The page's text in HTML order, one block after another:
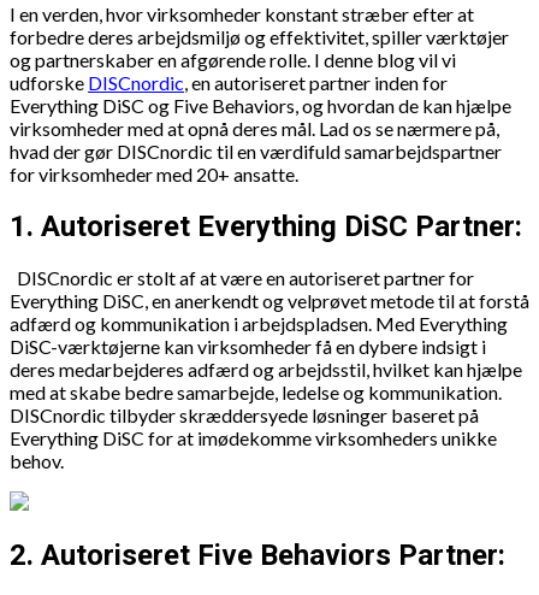
I en verden, hvor virksomheder konstant stræber efter at
forbedre deres arbejdsmiljø og effektivitet, spiller værktøjer
og partnerskaber en afgørende rolle. I denne blog vil vi
udforske DISCnordic , en autoriseret partner inden for
Everything DiSC og Five Behaviors, og hvordan de kan hjælpe
virksomheder med at opnå deres mål. Lad os se nærmere på,
hvad der gør DISCnordic til en værdifuld samarbejdspartner
for virksomheder med 20+ ansatte.
1. Autoriseret Everything DiSC Partner:
DISCnordic er stolt af at være en autoriseret partner for
Everything DiSC, en anerkendt og velprøvet metode til at forstå
adfærd og kommunikation i arbejdspladsen. Med Everything
DiSC-værktøjerne kan virksomheder få en dybere indsigt i
deres medarbejderes adfærd og arbejdsstil, hvilket kan hjælpe
med at skabe bedre samarbejde, ledelse og kommunikation.
DISCnordic tilbyder skræddersyede løsninger baseret på
Everything DiSC for at imødekomme virksomheders unikke
behov.
2. Autoriseret Five Behaviors Partner: